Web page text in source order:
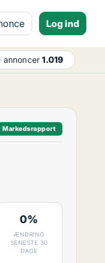
Log ind
annoncer1.019
Markedsrapport
0%
ÆNDRING
SENESTE 30
DAGE